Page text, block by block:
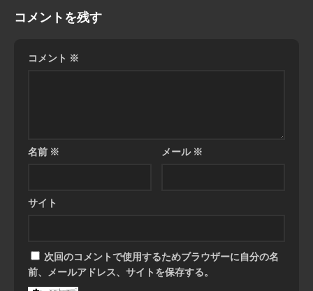
コメントを残す
コメント ※
名前 ※ メール※
サイト
次回のコメントで使用するためブラウザーに自分の名
前、メールアドレス、サイトを保存する。